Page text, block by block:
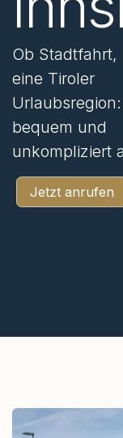
Ob Stadtfahrt,
eine Tiroler
bequem und
unkompliziert
Jetzt anrufen